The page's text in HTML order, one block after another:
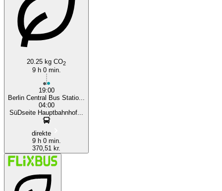
20.25 kg CO2
9 h 0 min.
19:00
Berlin Central Bus Statio...
04:00
SüDseite Hauptbahnhof...
direkte
9 h 0 min.
370,51 kr.